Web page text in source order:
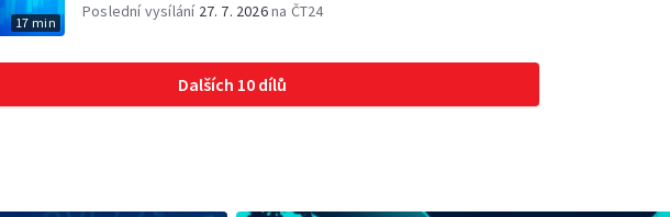
17 min
Poslední vysílání 27. 7. 2026na ČT24
Dalších 10 dílů